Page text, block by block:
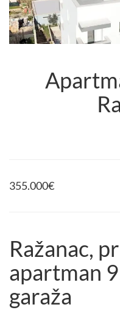
355.000€
Ražanac,
apartman
garaža